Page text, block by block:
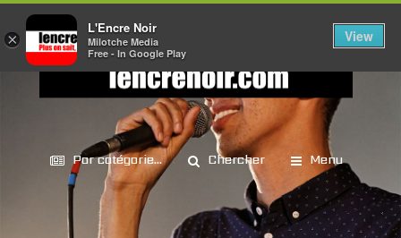
Par catégorie... Chercher Menu
×
L'Encre Noir
Milotche Media
Free - In Google Play
View